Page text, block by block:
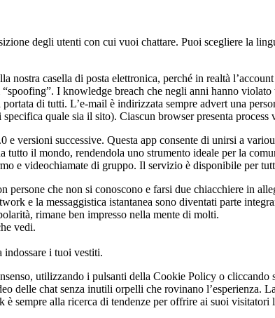
degli utenti con cui vuoi chattare. Puoi scegliere la
nostra casella di posta elettronica, perché in realtà
I knowledge breach che negli anni hanno
di tutti. L’e-mail è indirizzata sempre advert una
quale sia il sito). Ciascun browser presenta process
versioni successive. Questa app consente di unirsi a
il mondo, rendendola uno strumento ideale per la
e videochiamate di gruppo. Il servizio è disponibile per
che non si conoscono e farsi due chiacchiere in
e la messaggistica istantanea sono diventati parte
rimane ben impresso nella mente di molti.
vedi.
indossare i tuoi vestiti.
utilizzando i pulsanti della Cookie Policy o cliccando
delle chat senza inutili orpelli che rovinano l’esperienza.
sempre alla ricerca di tendenze per offrire ai suoi